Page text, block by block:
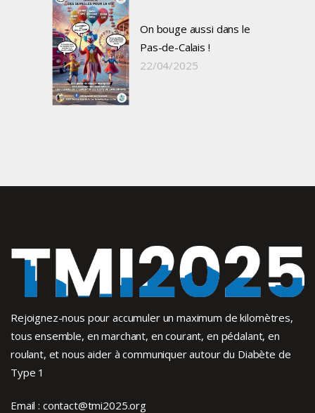
On bouge aussi dans le
Pas-de-Calais !
22/04/2025
Rejoignez-nous pour accumuler un maximum de kilomètres,
tous ensemble, en marchant, en courant, en pédalant, en
roulant, et nous aider à communiquer autour du Diabète de
Type 1
Email : contact@tmi2025.org